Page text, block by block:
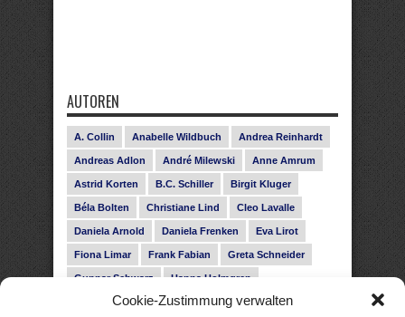
Cookie-Zustimmung verwalten
AUTOREN
A. Collin Anabelle Wildbuch Andrea Reinhardt
Andreas Adlon André Milewski Anne Amrum
Astrid Korten B.C. Schiller Birgit Kluger
Béla Bolten Christiane Lind Cleo Lavalle
Daniela Arnold Daniela Frenken Eva Lirot
Fiona Limar Frank Fabian Greta Schneider
Gunnar Schwarz Hanna Holmgren
Heike Fröhling Ina Glahe Ivo Pala J. Vellguth